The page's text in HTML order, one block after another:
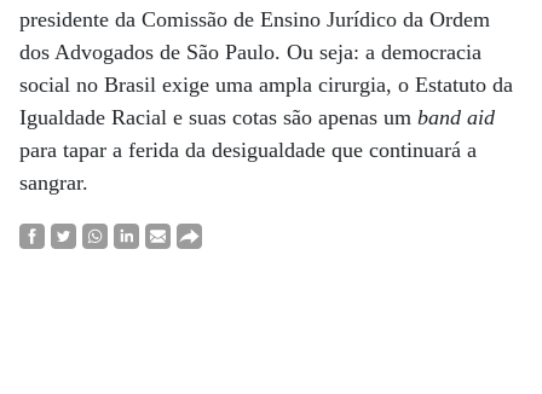
presidente da Comissão de Ensino Jurídico da Ordem
dos Advogados de São Paulo. Ou seja: a democracia
social no Brasil exige uma ampla cirurgia, o Estatuto da
Igualdade Racial e suas cotas são apenas um band aid
para tapar a ferida da desigualdade que continuará a
sangrar.